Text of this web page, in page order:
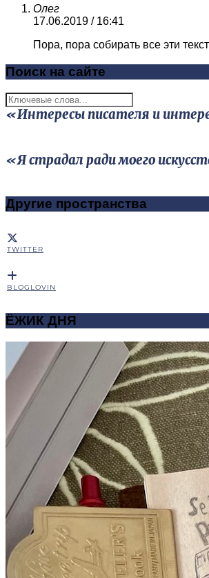
Олег
17.06.2019 / 16:41
Пора, пора собирать все эти
Поиск на сайте
«Интересы писателя и
«Я страдал ради моего
Другие пространства
TWITTER
BLOGLOVIN
ЁЖИК ДНЯ